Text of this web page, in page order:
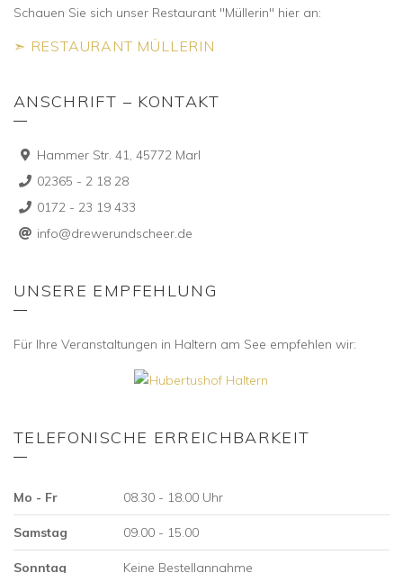
Schauen Sie sich unser Restaurant "Müllerin" hier an:
➣ RESTAURANT MÜLLERIN
ANSCHRIFT – KONTAKT
Hammer Str. 41, 45772 Marl
02365 - 2 18 28
0172 - 23 19 433
info@drewerundscheer.de
UNSERE EMPFEHLUNG
Für Ihre Veranstaltungen in Haltern am See empfehlen wir:
TELEFONISCHE ERREICHBARKEIT
Mo - Fr 08.30 - 18.00 Uhr
Samstag 09.00 - 15.00
Sonntag Keine Bestellannahme